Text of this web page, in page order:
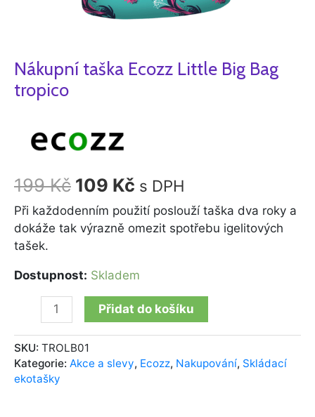
Nákupní taška Ecozz Little Big Bag
tropico
199Kč 109 Kč s DPH
Při každodenním použití poslouží taška dva roky a
dokáže tak výrazně omezit spotřebu igelitových
tašek.
Dostupnost: Skladem
Přidat do košíku
SKU: TROLB01
Kategorie: Akce a slevy, Ecozz, Nakupování, Skládací
ekotašky